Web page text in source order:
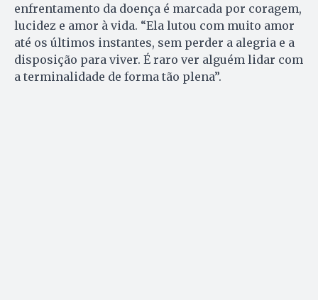
enfrentamento da doença é marcada por coragem,
lucidez e amor à vida. “Ela lutou com muito amor
até os últimos instantes, sem perder a alegria e a
disposição para viver. É raro ver alguém lidar com
a terminalidade de forma tão plena”.